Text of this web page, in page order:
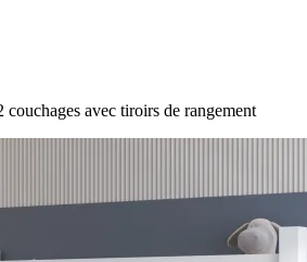
avec tiroirs de rangement